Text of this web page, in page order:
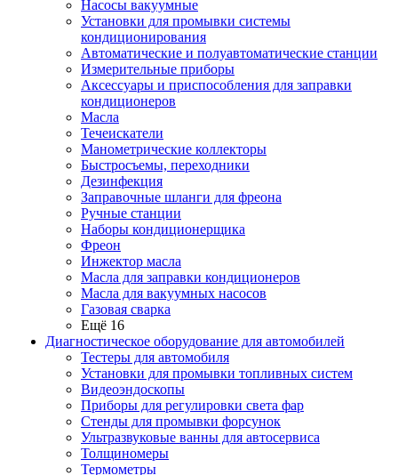
Насосы вакуумные
Установки для промывки системы
кондиционирования
Автоматические и полуавтоматические станции
Измерительные приборы
Аксессуары и приспособления для заправки
кондиционеров
Масла
Течеискатели
Манометрические коллекторы
Быстросъемы, переходники
Дезинфекция
Заправочные шланги для фреона
Ручные станции
Наборы кондиционерщика
Фреон
Инжектор масла
Масла для заправки кондиционеров
Масла для вакуумных насосов
Газовая сварка
Ещё 16
Диагностическое оборудование для автомобилей
Тестеры для автомобиля
Установки для промывки топливных систем
Видеоэндоскопы
Приборы для регулировки света фар
Стенды для промывки форсунок
Ультразвуковые ванны для автосервиса
Толщиномеры
Термометры